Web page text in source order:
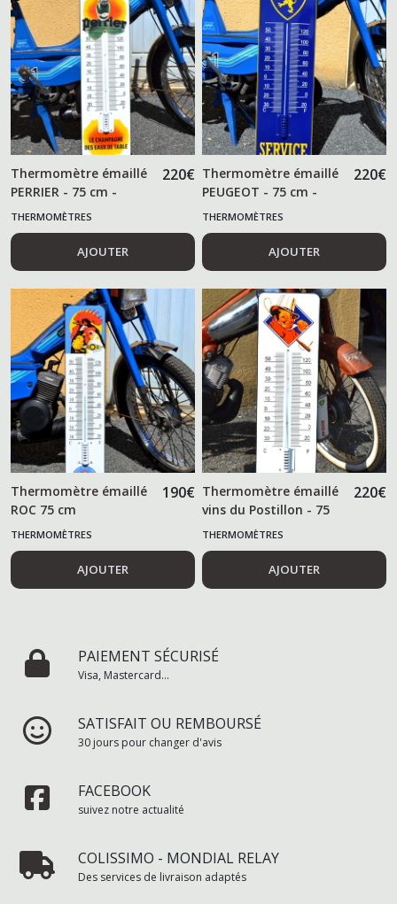
Thermomètre émaillé
PERRIER - 75 cm -
220€
THERMOMÈTRES
AJOUTER
Thermomètre émaillé
PEUGEOT - 75 cm -
220€
THERMOMÈTRES
AJOUTER
Thermomètre émaillé
ROC 75 cm
190€
THERMOMÈTRES
AJOUTER
Thermomètre émaillé
vins du Postillon - 75
cm -
220€
THERMOMÈTRES
AJOUTER
PAIEMENT SÉCURISÉ
Visa, Mastercard...
SATISFAIT OU REMBOURSÉ
30 jours pour changer d'avis
FACEBOOK
suivez notre actualité
COLISSIMO - MONDIAL RELAY
Des services de livraison adaptés